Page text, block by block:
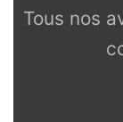
Tous nos